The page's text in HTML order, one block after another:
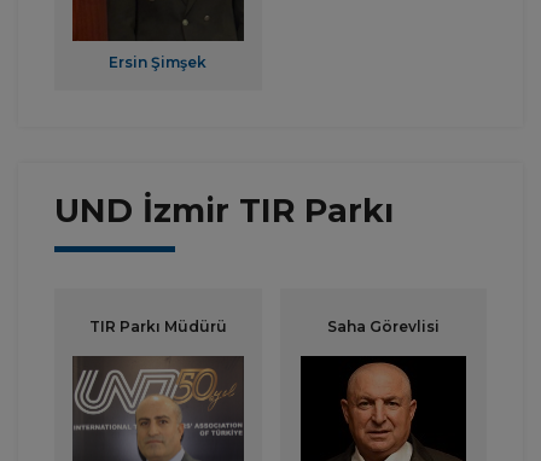
Ersin Şimşek
UND İzmir TIR Parkı
TIR Parkı Müdürü Saha Görevlisi